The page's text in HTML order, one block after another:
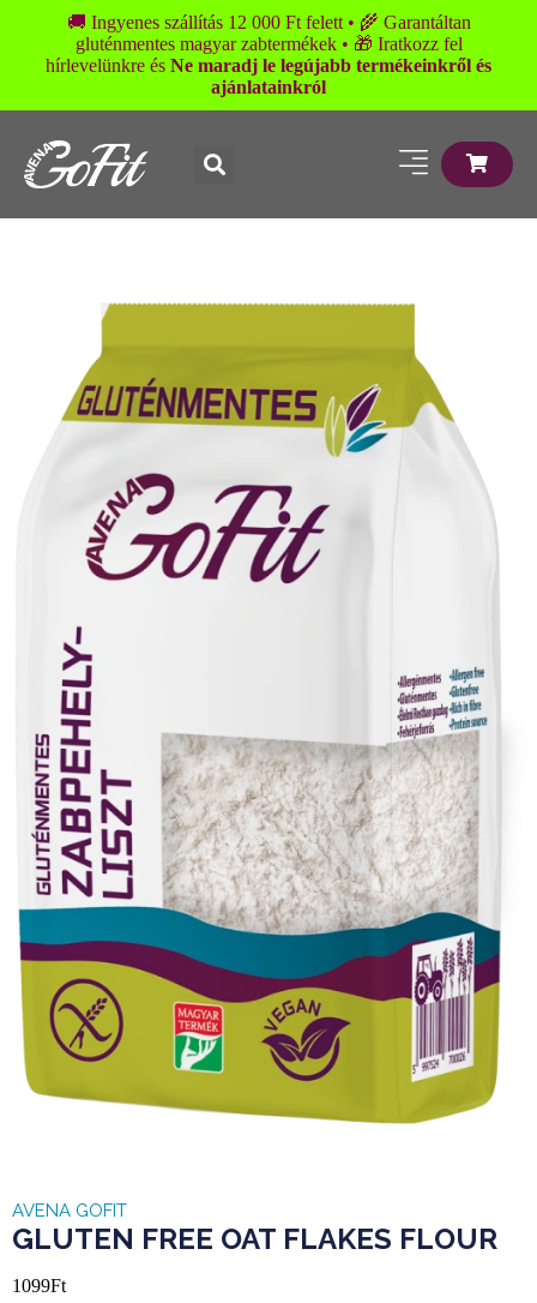
🚚 Ingyenes szállítás 12 000 Ft felett • 🌾 Garantáltan
gluténmentes magyar zabtermékek • 🎁 Iratkozz fel
hírlevelünkre és Ne maradj le legújabb termékeinkről és
ajánlatainkról
AVENA GOFIT
GLUTEN FREE OAT FLAKES FLOUR
1099Ft